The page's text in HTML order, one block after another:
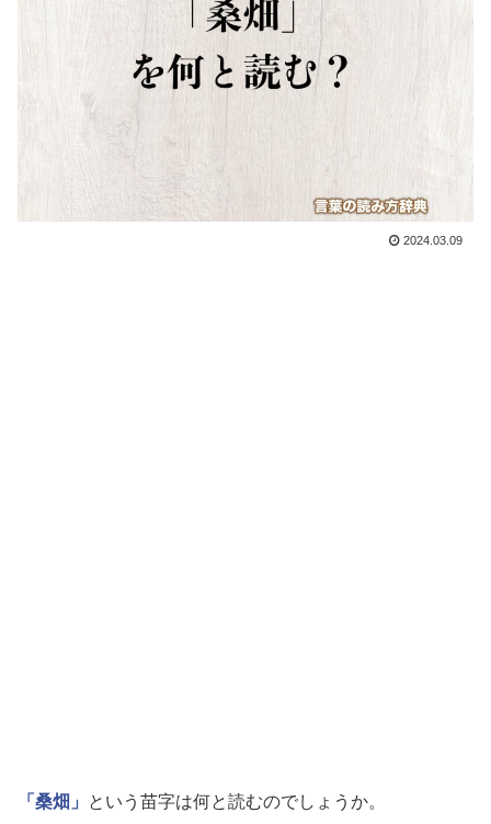
2024.03.09
「桑畑」 という苗字は何と読むのでしょうか。